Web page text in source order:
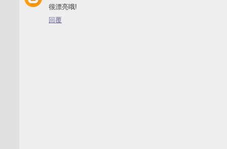
很漂亮哦!
回覆